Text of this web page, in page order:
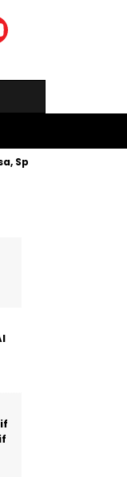
Spesifikasi Laptop